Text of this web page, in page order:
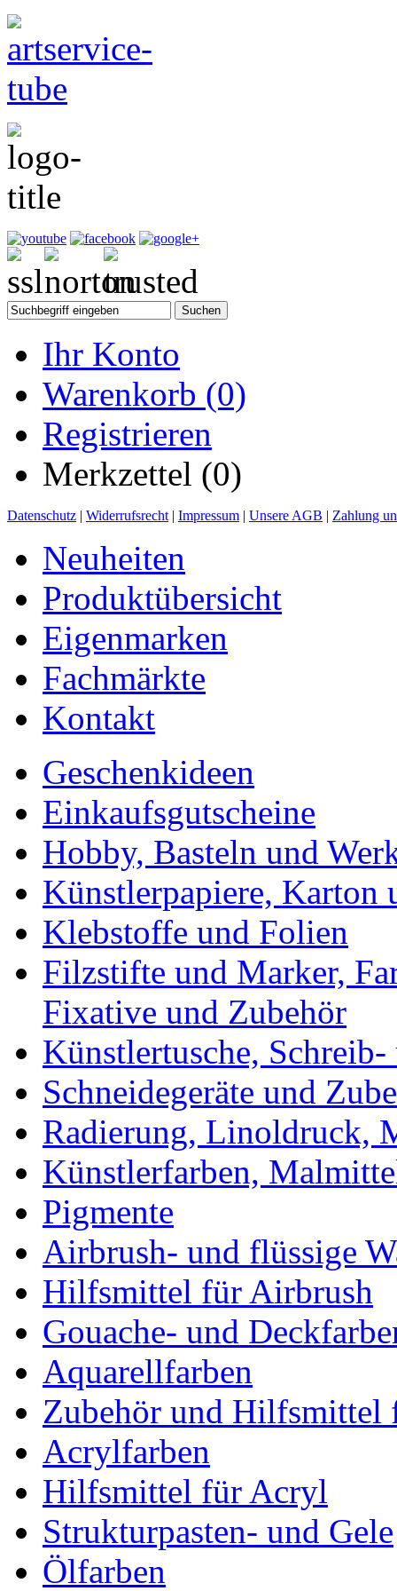
Ihr Konto
Warenkorb (0)
Registrieren
Merkzettel (0)
Datenschutz | Widerrufsrecht | Impressum | Unsere AGB | Zahlung
Neuheiten
Produktübersicht
Eigenmarken
Fachmärkte
Kontakt
Geschenkideen
Einkaufsgutscheine
Hobby, Basteln und
Künstlerpapiere, Karton
Klebstoffe und Folien
Filzstifte und Marker,
Fixative und Zubehör
Künstlertusche,
Schneidegeräte und
Radierung, Linoldruck,
Künstlerfarben,
Pigmente
Airbrush- und flüssige
Hilfsmittel für Airbrush
Gouache- und
Aquarellfarben
Zubehör und Hilfsmittel
Acrylfarben
Hilfsmittel für Acryl
Strukturpasten- und Gele
Ölfarben